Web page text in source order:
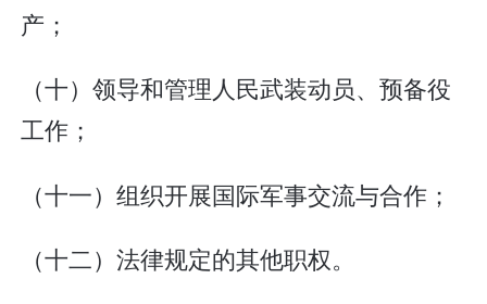
产；
（十）领导和管理人民武装动员、预备役
工作；
（十一）组织开展国际军事交流与合作；
（十二）法律规定的其他职权。